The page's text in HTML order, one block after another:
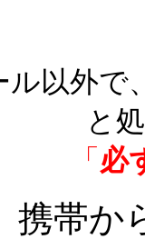
以外で、
と
「 必
携帯か